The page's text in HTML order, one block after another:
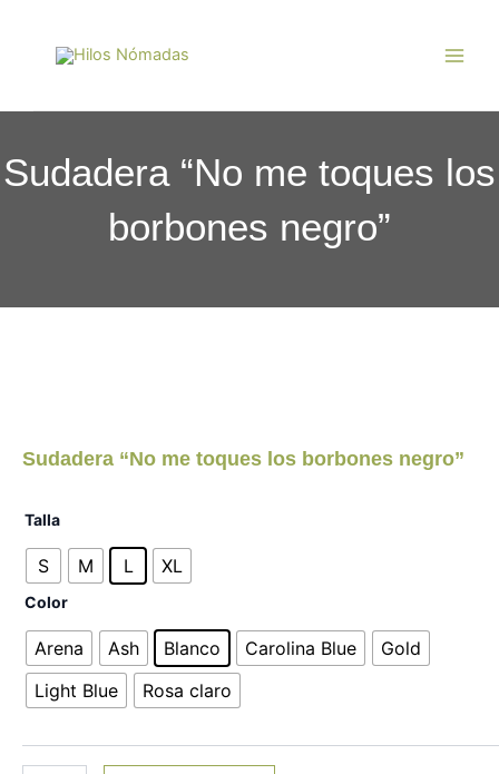
contenido
Sudadera “No me toques los
borbones negro”
Sudadera “No me toques los borbones negro”
Talla
S M L XL
Color
Arena Ash Blanco Carolina Blue
Gold
Light Blue
Rosa claro
Sudadera
me
toques
los
negro"
cantidad